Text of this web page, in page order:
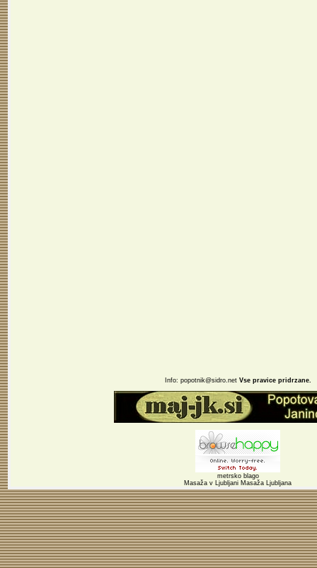
Info: popotnik@sidro.net Vse pravice pridrzane.
metrsko blago
Masaža v Ljubljani Masaža Ljubljana